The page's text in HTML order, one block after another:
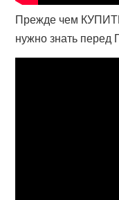
Прежде чем
нужно знать